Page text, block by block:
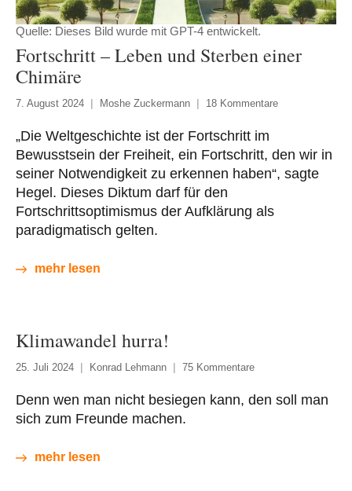
Quelle: Dieses Bild wurde mit GPT-4 entwickelt.
Fortschritt – Leben und Sterben einer
Chimäre
7. August 2024 Moshe Zuckermann 18 Kommentare
„Die Weltgeschichte ist der Fortschritt im
Bewusstsein der Freiheit, ein Fortschritt, den wir in
seiner Notwendigkeit zu erkennen haben“, sagte
Hegel. Dieses Diktum darf für den
Fortschrittsoptimismus der Aufklärung als
paradigmatisch gelten.
mehr lesen
Klimawandel hurra!
25. Juli 2024 Konrad Lehmann 75 Kommentare
Denn wen man nicht besiegen kann, den soll man
sich zum Freunde machen.
mehr lesen